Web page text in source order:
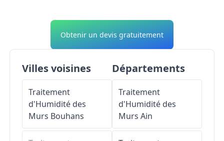
Obtenir un devis gratuitement
Villes voisines
Traitement
d'Humidité des
Murs Bouhans
Départements
Traitement
d'Humidité des
Murs Ain